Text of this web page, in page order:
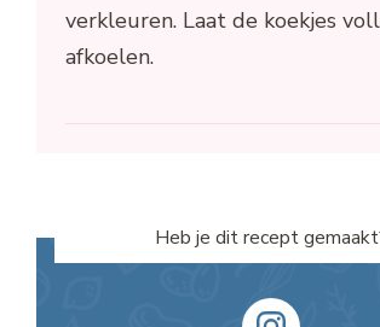
verkleuren. Laat de koekjes
afkoelen.
Heb je dit recept